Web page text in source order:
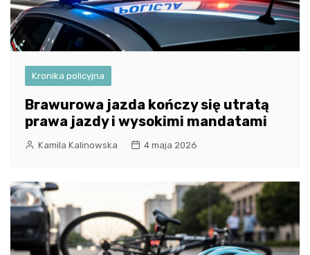
Kronika policyjna
Brawurowa jazda kończy się utratą
prawa jazdy i wysokimi mandatami
Kamila Kalinowska 4 maja 2026